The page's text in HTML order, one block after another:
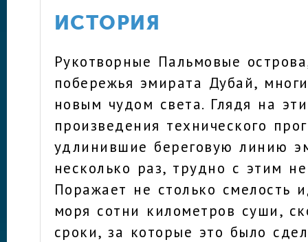
ИСТОРИЯ
Рукотворные Пальмовые
побережья эмирата Дубай,
новым чудом света. Глядя на
произведения технического
удлинившие береговую линию
несколько раз, трудно с этим не
Поражает не столько смелость
моря сотни километров суши,
сроки, за которые это было